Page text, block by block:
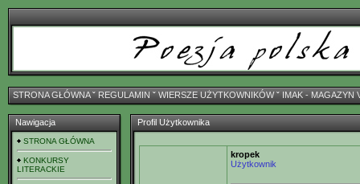
STRONA GŁÓWNAˇ REGULAMIN ˇ WIERSZE UŻYTKOWNIKÓWˇ IMAK - MAGAZYN
Nawigacja
STRONA GŁÓWNA
KONKURSY
LITERACKIE
Profil Użytkownika
kropek
Użytkownik